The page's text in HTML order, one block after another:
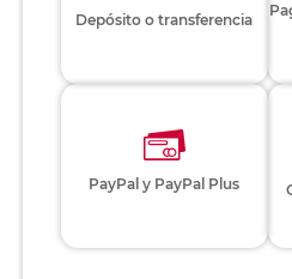
Depósito o transferencia
PayPal y PayPal Plus